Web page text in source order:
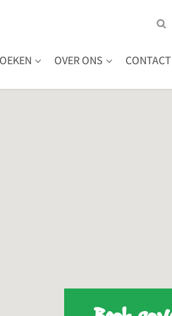
OVER ONS CONTACT